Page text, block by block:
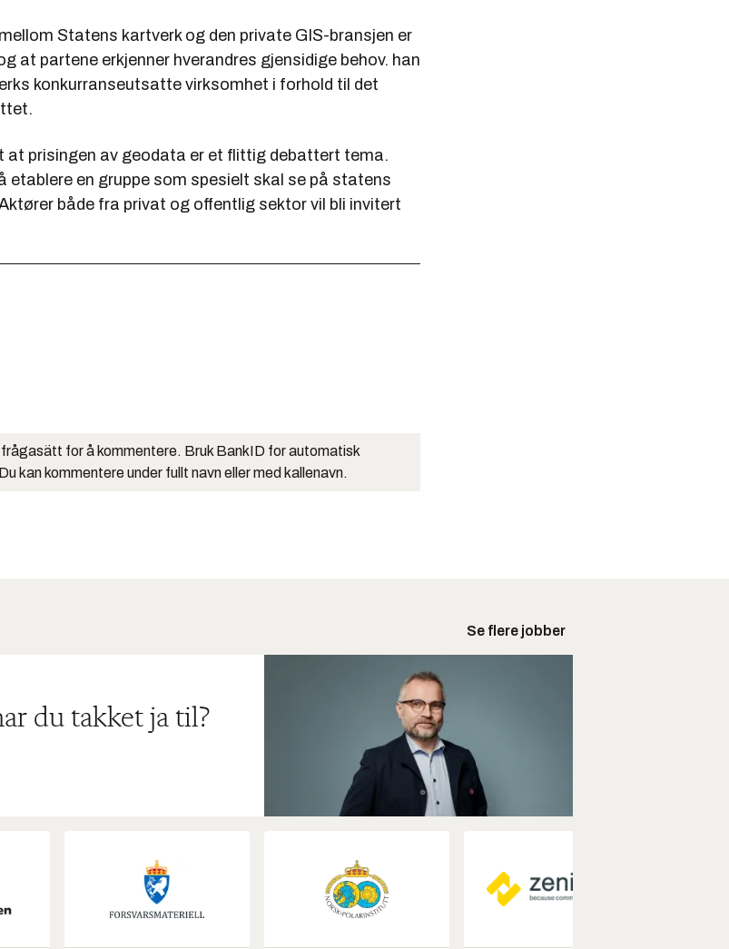
Statens kartverk og den private GIS-bransjen er
at partene erkjenner hverandres gjensidige behov. han
konkurranseutsatte virksomhet i forhold til det
at prisingen av geodata er et flittig debattert tema.
etablere en gruppe som spesielt skal se på statens
både fra privat og offentlig sektor vil bli invitert
for å kommentere. Bruk BankID for automatisk
kan kommentere under fullt navn eller med kallenavn.
Se flere jobber
du takket ja til?